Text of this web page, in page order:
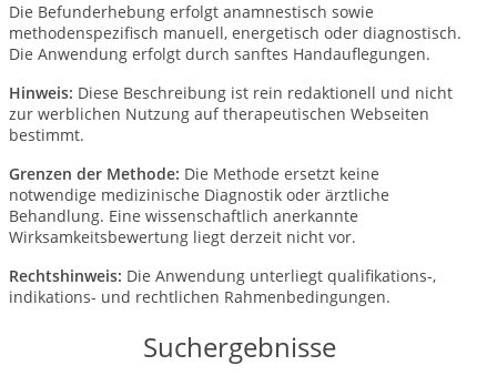
Die Befunderhebung erfolgt anamnestisch sowie
methodenspezifisch manuell, energetisch oder diagnostisch.
Die Anwendung erfolgt durch sanftes Handauflegungen.
Hinweis: Diese Beschreibung ist rein redaktionell und nicht
zur werblichen Nutzung auf therapeutischen Webseiten
bestimmt.
Grenzen der Methode: Die Methode ersetzt keine
notwendige medizinische Diagnostik oder ärztliche
Behandlung. Eine wissenschaftlich anerkannte
Wirksamkeitsbewertung liegt derzeit nicht vor.
Rechtshinweis: Die Anwendung unterliegt qualifikations-,
indikations- und rechtlichen Rahmenbedingungen.
Suchergebnisse